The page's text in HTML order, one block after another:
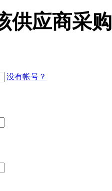
供应商采
没有帐号？